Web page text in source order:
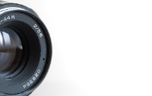
foto paesaggistiche.
Ce ne sono
paesaggistica
Salgado e Ansel Adams. ©
tua galleria ci ha